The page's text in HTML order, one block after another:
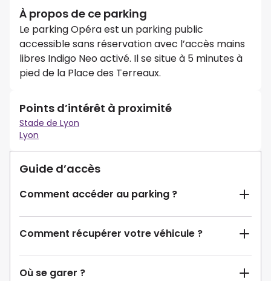
À propos de ce parking
Le parking Opéra est un parking public
accessible sans réservation avec l’accès mains
libres Indigo Neo activé. Il se situe à 5 minutes à
pied de la Place des Terreaux.
Points d’intérêt à proximité
Stade de Lyon
Lyon
Guide d’accès
Comment accéder au parking ?
Comment récupérer votre véhicule ?
Où se garer ?